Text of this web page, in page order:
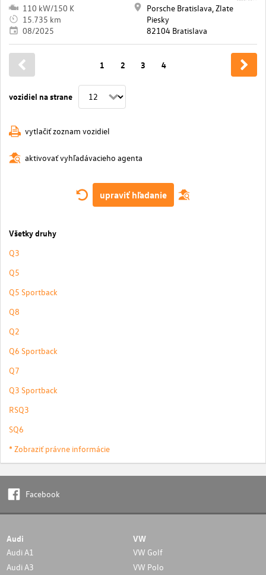
110 kW/150 K
15.735 km
08/2025
Porsche Bratislava, Zlate
Piesky
82104 Bratislava
vozidiel na strane
1 2 3 4
vytlačiť zoznam vozidiel
aktivovať vyhľadávacieho agenta
upraviť hľadanie
Všetky druhy
Q3
Q5
Q5 Sportback
Q8
Q2
Q6 Sportback
Q7
Q3 Sportback
RSQ3
SQ6
* Zobraziť právne informácie
Facebook
Audi
Audi A1
Audi A3
VW
VW Golf
VW Polo